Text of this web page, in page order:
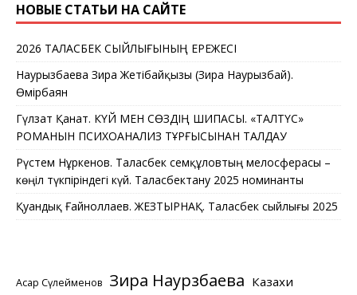
НОВЫЕ СТАТЬИ НА САЙТЕ
2026 ТАЛАСБЕК СЫЙЛЫҒЫНЫҢ ЕРЕЖЕСІ
Наурызбаева Зира Жетібайқызы (Зира Наурызбай).
Өмірбаян
Гүлзат Қанат. КҮЙ МЕН СӨЗДІҢ ШИПАСЫ. «ТАЛТҮС»
РОМАНЫН ПСИХОАНАЛИЗ ТҰРҒЫСЫНАН ТАЛДАУ
Рүстем Нұркенов. Таласбек Әсемқұловтың мелосферасы –
көңіл түкпіріндегі күй. Таласбектану 2025 номинанты
Қуандық Ғайноллаев. ЖЕЗТЫРНАҚ. Таласбек сыйлығы 2025
Асқар Сүлейменов Зира Наурзбаева Казахи